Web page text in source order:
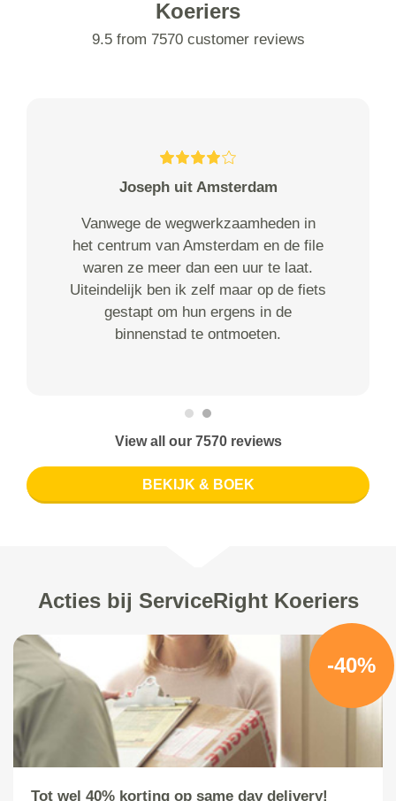
Koeriers
9.5 from 7570 customer reviews
Joseph uit Amsterdam
Vanwege de wegwerkzaamheden in
het centrum van Amsterdam en de file
waren ze meer dan een uur te laat.
Uiteindelijk ben ik zelf maar op de fiets
gestapt om hun ergens in de
binnenstad te ontmoeten.
View all our 7570 reviews
BEKIJK & BOEK
Acties bij ServiceRight Koeriers
-40%
Tot wel 40% korting op same day delivery!